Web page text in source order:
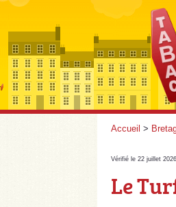
Accueil >
Vérifié le 22 juillet 2026
Le